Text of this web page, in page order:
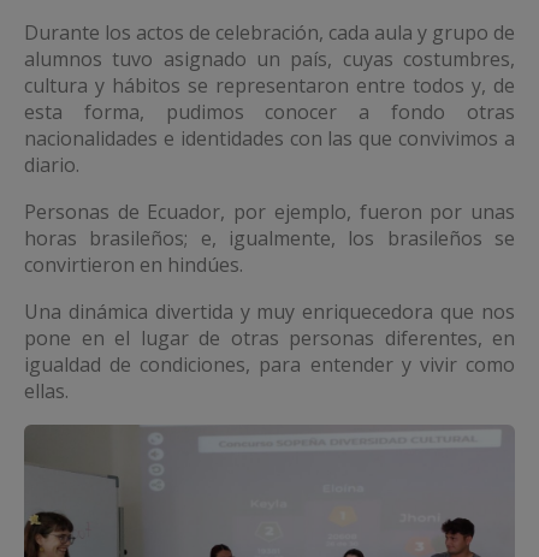
Durante los actos de celebración, cada aula y grupo de
alumnos tuvo asignado un país, cuyas costumbres,
cultura y hábitos se representaron entre todos y, de
esta forma, pudimos conocer a fondo otras
nacionalidades e identidades con las que convivimos a
diario.
Personas de Ecuador, por ejemplo, fueron por unas
horas brasileños; e, igualmente, los brasileños se
convirtieron en hindúes.
Una dinámica divertida y muy enriquecedora que nos
pone en el lugar de otras personas diferentes, en
igualdad de condiciones, para entender y vivir como
ellas.